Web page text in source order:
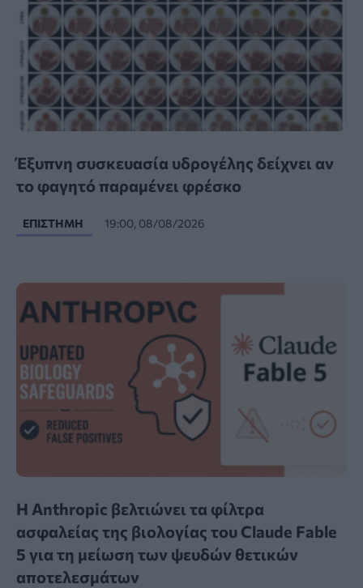
Έξυπνη συσκευασία υδρογέλης δείχνει αν
το φαγητό παραμένει φρέσκο
ΕΠΙΣΤΉΜΗ 19:00, 08/08/2026
Η Anthropic βελτιώνει τα φίλτρα
ασφαλείας της βιολογίας του Claude Fable
5 για τη μείωση των ψευδών θετικών
αποτελεσμάτων